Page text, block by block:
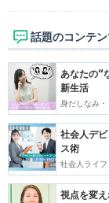
話題のコンテン
あなたの“
新生活
身だしなみ
社会人デ
ス術
社会人ライフ
視点を変